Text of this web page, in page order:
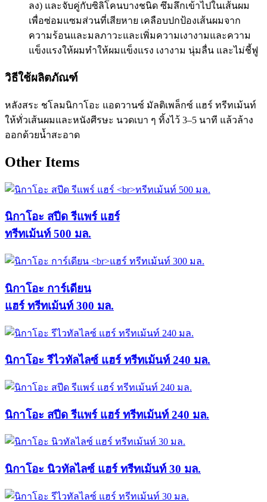
ลง) และจับคู่กับซิลิโคนบางชนิด ซึมลึกเข้าไปในเส้นผม
เพื่อซ่อมแซมส่วนที่เสียหาย เคลือบปกป้องเส้นผมจาก
ความร้อนและมลภาวะและเพิ่มความเงางามและความ
แข็งแรงให้ผมทำให้ผมแข็งแรง เงางาม นุ่มลื่น และไม่ชี้ฟู
วิธีใช้ผลิตภัณฑ์
หลังสระ ชโลมนิกาโอะ แอดวานซ์ มัลติเพล็กซ์ แฮร์ ทรีทเม้นท์
ให้ทั่วเส้นผมและหนังศีรษะ นวดเบา ๆ ทิ้งไว้ 3–5 นาที แล้วล้าง
ออกด้วยน้ำสะอาด
Other Items
นิกาโอะ สปีด รีแพร์ แฮร์
ทรีทเม้นท์ 500 มล.
นิกาโอะ การ์เดียน
แฮร์ ทรีทเม้นท์ 300 มล.
นิกาโอะ รีไวทัลไลซ์ แฮร์ ทรีทเม้นท์ 240 มล.
นิกาโอะ สปีด รีแพร์ แฮร์ ทรีทเม้นท์ 240 มล.
นิกาโอะ นิวทัลไลซ์ แฮร์ ทรีทเม้นท์ 30 มล.